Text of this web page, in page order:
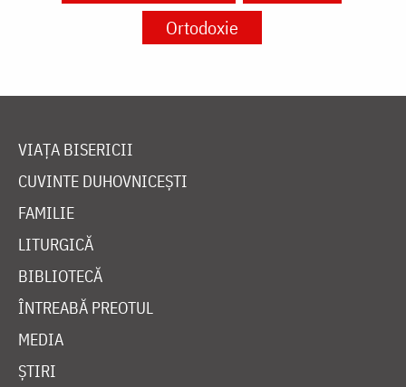
Ortodoxie
VIAȚA BISERICII
CUVINTE DUHOVNICEȘTI
FAMILIE
LITURGICĂ
BIBLIOTECĂ
ÎNTREABĂ PREOTUL
MEDIA
ȘTIRI